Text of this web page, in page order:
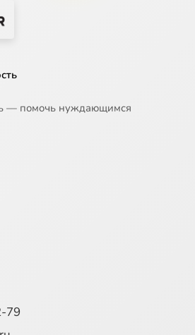
— помочь нуждающимся
79